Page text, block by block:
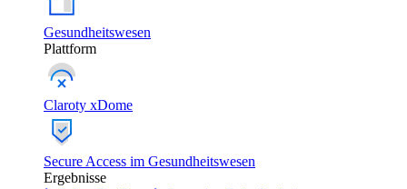
Gesundheitswesen
Plattform
Claroty xDome
Secure Access im Gesundheitswesen
Ergebnisse